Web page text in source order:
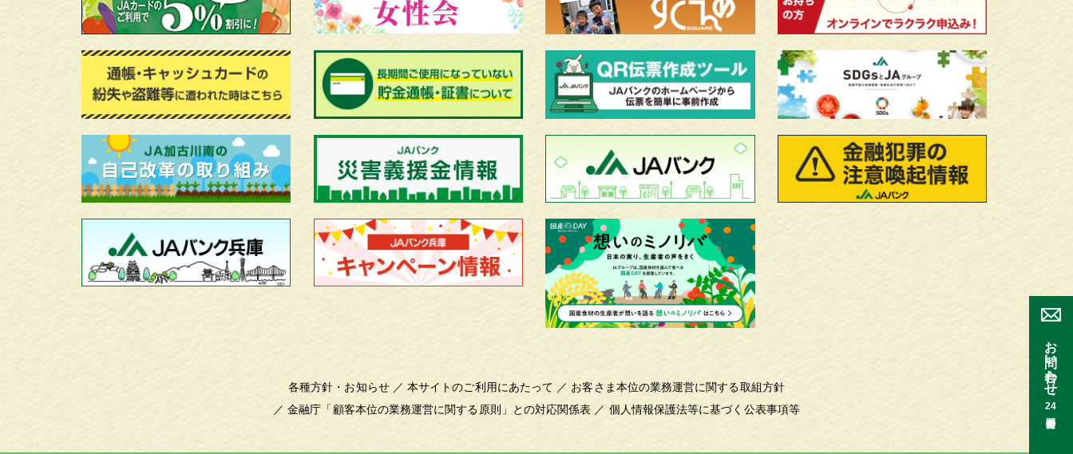
お問い合わせ
24
各種方針・お知らせ ／本サイトのご利用にあたって ／ お客さま本位の業務運営に関する取組方針
／金融庁「顧客本位の業務運営に関する原則」との対応関係表 ／ 個人情報保護法等に基づく公表事項等